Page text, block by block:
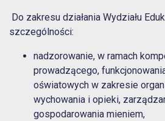
Do zakresu działania Wydziału
szczególności:
nadzorowanie, w ramach
prowadzącego,
oświatowych w zakresie
wychowania i opieki,
gospodarowania mieniem,